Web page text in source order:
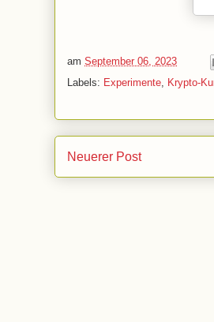
am September 06, 2023
Labels: Experimente Krypto-
Neuerer Post